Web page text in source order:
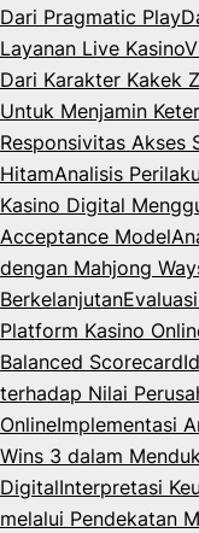
Dari Pragmatic Play
Layanan Live Kasino
Dari Karakter Kakek
Untuk Menjamin
Responsivitas Akses
HitamAnalisis
Kasino Digital
Acceptance Model
dengan Mahjong
Berkelanjutan
Platform Kasino
Balanced Scorecard
terhadap Nilai
OnlineImplementasi
Wins 3 dalam
DigitalInterpretasi
melalui Pendekatan